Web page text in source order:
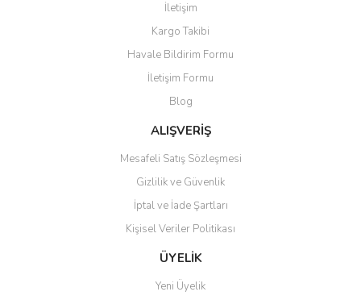
İletişim
Kargo Takibi
Havale Bildirim Formu
İletişim Formu
Blog
ALIŞVERİŞ
Mesafeli Satış Sözleşmesi
Gizlilik ve Güvenlik
İptal ve İade Şartları
Kişisel Veriler Politikası
ÜYELİK
Yeni Üyelik